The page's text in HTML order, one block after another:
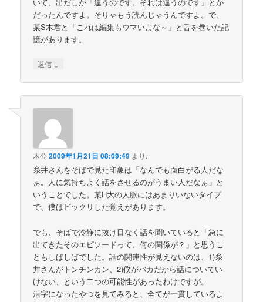
だったんですよ。そりゃもう読んじゃうんですよ。で、
某S木君と「これは編集もウマいよな～」と舌を巻いた記
憶があります。
返信 ↓
木公2009年1月21日 08:09:49 より:
糸井さんをそばで見た印象は「なんでも面白がる人だな
ぁ。人に気持ちよく話をさせるのがうまい人だなぁ」と
いうことでした。某H大の人脈にはあまりいないタイプ
で、僕はビックリした覚えがあります。
でも、そばで冷静に抜け目なく話を聞いていると「急に
出てきたそのエピソードって、何の関係が？」と思うこ
ともしばしばでした。話の関連性が見えないのは、1)糸
井さんがトンチンカン、2)僕がバカだから話についてい
けない、という二つの可能性があったわけですが。
活字になったやつを見てみると、全てが一貫しているよ